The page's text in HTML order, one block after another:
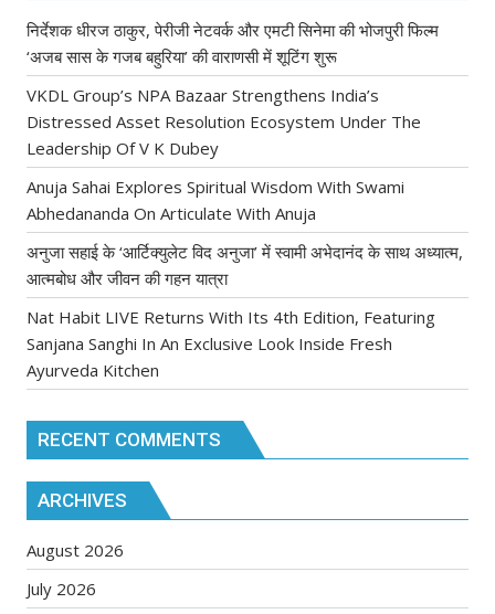
निर्देशक धीरज ठाकुर, पेरीजी नेटवर्क और एमटी सिनेमा की भोजपुरी फिल्म
‘अजब सास के गजब बहुरिया’ की वाराणसी में शूटिंग शुरू
VKDL Group’s NPA Bazaar Strengthens India’s
Distressed Asset Resolution Ecosystem Under The
Leadership Of V K Dubey
Anuja Sahai Explores Spiritual Wisdom With Swami
Abhedananda On Articulate With Anuja
अनुजा सहाई के ‘आर्टिक्युलेट विद अनुजा’ में स्वामी अभेदानंद के साथ अध्यात्म,
आत्मबोध और जीवन की गहन यात्रा
Nat Habit LIVE Returns With Its 4th Edition, Featuring
Sanjana Sanghi In An Exclusive Look Inside Fresh
Ayurveda Kitchen
RECENT COMMENTS
ARCHIVES
August 2026
July 2026